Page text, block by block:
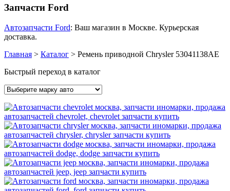
Запчасти Ford
Автозапчасти Ford: Ваш магазин в Москве. Курьерская
доставка.
Главная > Каталог > Ремень приводной Chrysler 53041138AE
Быстрый переход в каталог